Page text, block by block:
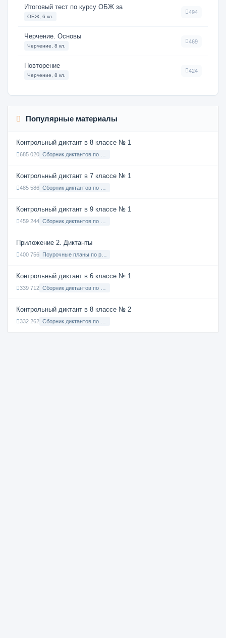
Итоговый тест по курсу ОБЖ за
ОБЖ, 6 кл.
494
Черчение. Основы
Черчение, 8 кл.
469
Повторение
Черчение, 8 кл.
424
Популярные материалы
Контрольный диктант в 8 классе № 1
685 020
Контрольный диктант в 7 классе № 1
485 586
Контрольный диктант в 9 классе № 1
459 244
Приложение 2. Диктанты
400 756
Контрольный диктант в 6 классе № 1
339 712
Контрольный диктант в 8 классе № 2
332 262